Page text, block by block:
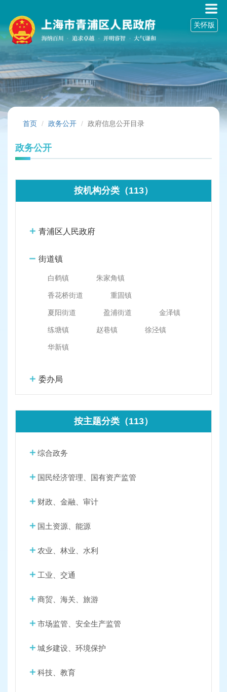
碍
操
明
跳
转
到
网
关怀版
首页 政务公开 政府信息公开目录
政务公开
按机构分类（113）
青浦区人民政府
街道镇
白鹤镇 朱家角镇
香花桥街道 重固镇
夏阳街道 盈浦街道 金泽镇
练塘镇 赵巷镇 徐泾镇
华新镇
委办局
按主题分类（113）
综合政务
国民经济管理、国有资产监管
财政、金融、审计
国土资源、能源
农业、林业、水利
工业、交通
商贸、海关、旅游
市场监管、安全生产监管
城乡建设、环境保护
科技、教育